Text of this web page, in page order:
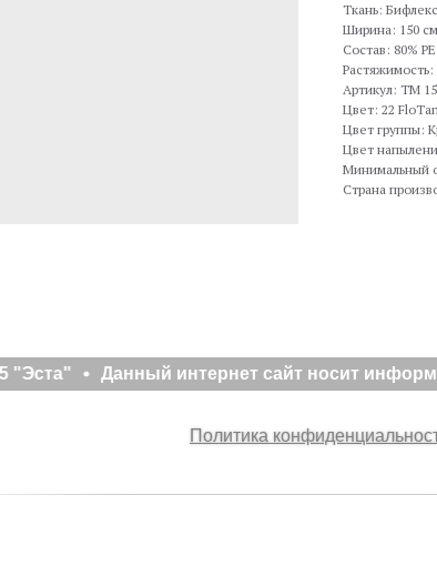
Ткань:
Ширина: 150 см
Состав: 80%
Артикул: TM
Цвет: 22
Цвет группы:
Цвет
Минимальный
Страна
"Эста" Данный интернет сайт носит
Политика